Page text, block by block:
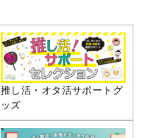
推し活・オタ活サポートグ
ッズ